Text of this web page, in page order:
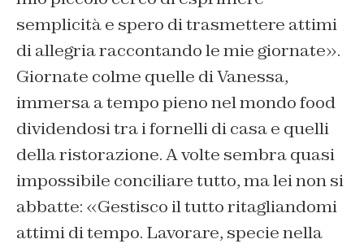
semplicità e spero di trasmettere attimi
di allegria raccontando le mie giornate».
Giornate colme quelle di Vanessa,
immersa a tempo pieno nel mondo food
dividendosi tra i fornelli di casa e quelli
della ristorazione. A volte sembra quasi
impossibile conciliare tutto, ma lei non si
abbatte: «Gestisco il tutto ritagliandomi
attimi di tempo. Lavorare, specie nella